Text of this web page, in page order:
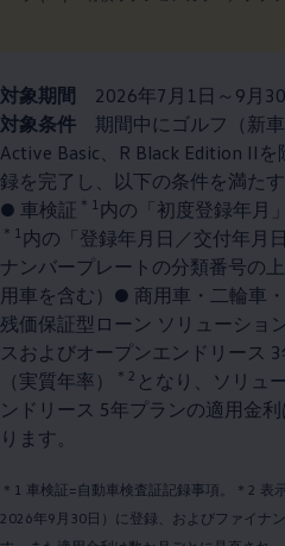
対象期間 2026年7月1日～9月
対象条件 期間中にゴルフ（新車
Active Basic、R Black Edition II
録を完了し、以下の条件を満た
● 車検証 ＊1 内の「初度登録年月
＊1 内の「登録年月日／交付年月
ナンバープレートの分類番号の
用車を含む）● 商用車・二輪車
残価保証型ローン ソリューショ
スおよびオープンエンドリース
（実質年率）
＊2 となり、ソリュ
ンドリース 5年プランの適用金利
ります。
＊1 車検証=自動車検査証記録事項。＊2 表
2026年9月30日）に登録、およびファイナ